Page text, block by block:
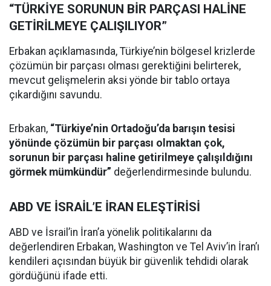
“TÜRKİYE SORUNUN BİR PARÇASI HALİNE
GETİRİLMEYE ÇALIŞILIYOR”
Erbakan açıklamasında, Türkiye’nin bölgesel krizlerde
çözümün bir parçası olması gerektiğini belirterek,
mevcut gelişmelerin aksi yönde bir tablo ortaya
çıkardığını savundu.
Erbakan, “Türkiye’nin Ortadoğu’da barışın tesisi
yönünde çözümün bir parçası olmaktan çok,
sorunun bir parçası haline getirilmeye çalışıldığını
görmek mümkündür” değerlendirmesinde bulundu.
ABD VE İSRAİL’E İRAN ELEŞTİRİSİ
ABD ve İsrail’in İran’a yönelik politikalarını da
değerlendiren Erbakan, Washington ve Tel Aviv’in İran’ı
kendileri açısından büyük bir güvenlik tehdidi olarak
gördüğünü ifade etti.